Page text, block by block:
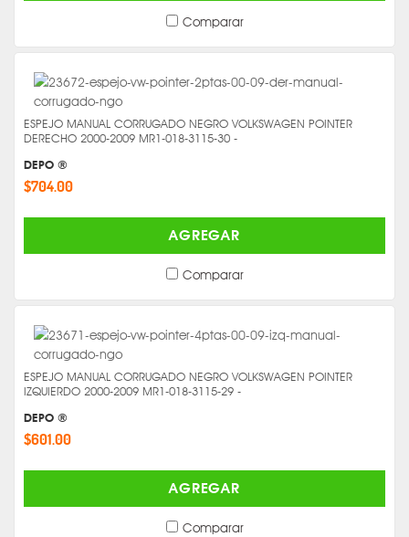
Comparar
ESPEJO MANUAL CORRUGADO NEGRO VOLKSWAGEN POINTER
DERECHO 2000-2009 MR1-018-3115-30 -
DEPO ®
$704.00
AGREGAR
Comparar
ESPEJO MANUAL CORRUGADO NEGRO VOLKSWAGEN POINTER
IZQUIERDO 2000-2009 MR1-018-3115-29 -
DEPO ®
$601.00
AGREGAR
Comparar